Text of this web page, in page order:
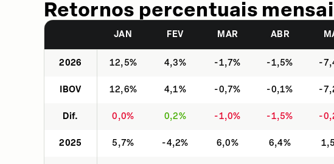
Retornos percentuais
JAN FEV MAR ABR
2026 12,5% 4,3% -1,7% -1,5% -
IBOV 12,6% 4,1% -0,7% -0,1% -
Dif. 0,0% 0,2% -1,0% -1,5% -
2025 5,7% -4,2% 6,0% 6,4%